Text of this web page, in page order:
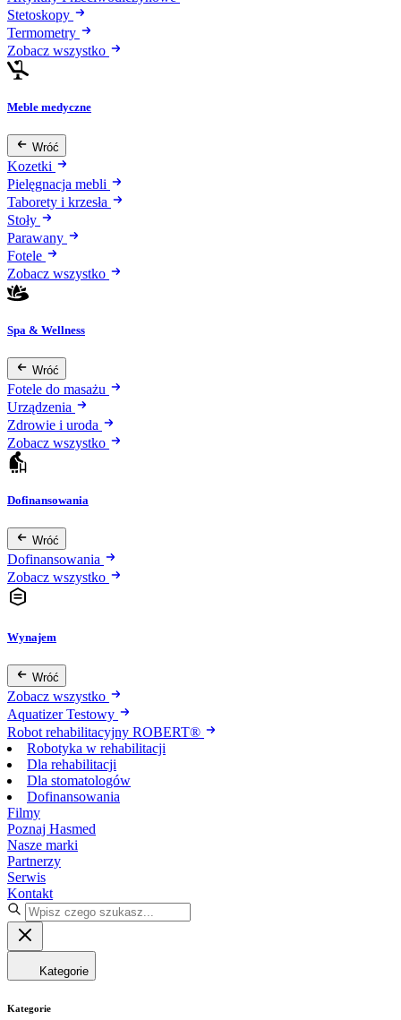
Stetoskopy
Termometry
Zobacz wszystko
Meble medyczne
Wróć
Kozetki
Pielęgnacja mebli
Taborety i krzesła
Stoły
Parawany
Fotele
Zobacz wszystko
Spa & Wellness
Wróć
Fotele do masażu
Urządzenia
Zdrowie i uroda
Zobacz wszystko
Dofinansowania
Wróć
Dofinansowania
Zobacz wszystko
Wynajem
Wróć
Zobacz wszystko
Aquatizer Testowy
Robot rehabilitacyjny ROBERT®
Robotyka w rehabilitacji
Dla rehabilitacji
Dla stomatologów
Dofinansowania
Filmy
Poznaj Hasmed
Nasze marki
Partnerzy
Serwis
Kontakt
Kategorie
Kategorie